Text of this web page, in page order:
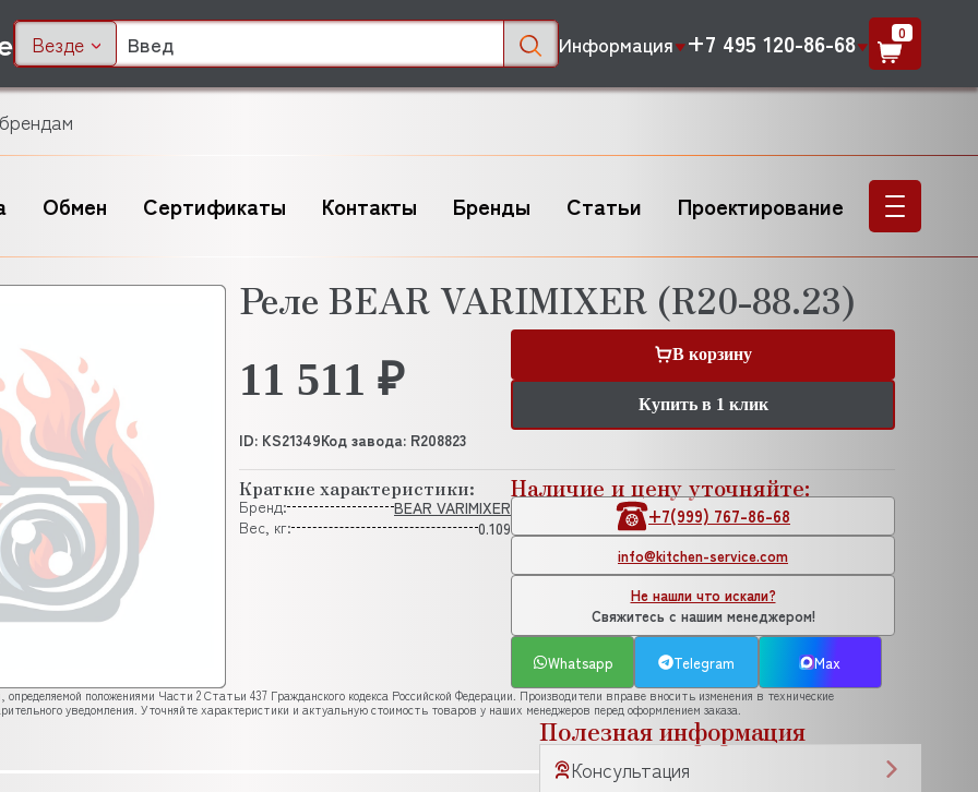
Везде Информация +7 495 120-86-68 0
Обмен Сертификаты Контакты Бренды Статьи Проектирование
Реле BEAR VARIMIXER (R20-88.23)
11 511 ₽
В корзину
Купить в 1 клик
ID: KS21349Код завода: R208823
Краткие характеристики:
Бренд:
BEAR VARIMIXER
Вес, кг:
0.109
Наличие и цену уточняйте:
+7(999) 767-86-68
info@kitchen-service.com
Не нашли что искали?
Свяжитесь с нашим менеджером!
Whatsapp Telegram Max
положениями Части 2 Статьи 437 Гражданского кодекса Российской Федерации. Производители вправе вносить изменения в технические
уведомления. Уточняйте характеристики и актуальную стоимость товаров у наших менеджеров перед оформлением заказа.
Полезная информация
Консультация